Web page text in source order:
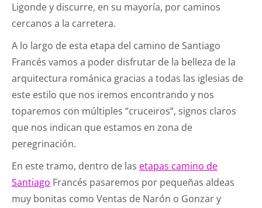
Ligonde y discurre, en su mayoría, por caminos
cercanos a la carretera.
A lo largo de esta etapa del camino de Santiago
Francés vamos a poder disfrutar de la belleza de la
arquitectura románica gracias a todas las iglesias de
este estilo que nos iremos encontrando y nos
toparemos con múltiples “cruceiros”, signos claros
que nos indican que estamos en zona de
peregrinación.
En este tramo, dentro de las etapas camino de
Santiago Francés pasaremos por pequeñas aldeas
muy bonitas como Ventas de Narón o Gonzar y